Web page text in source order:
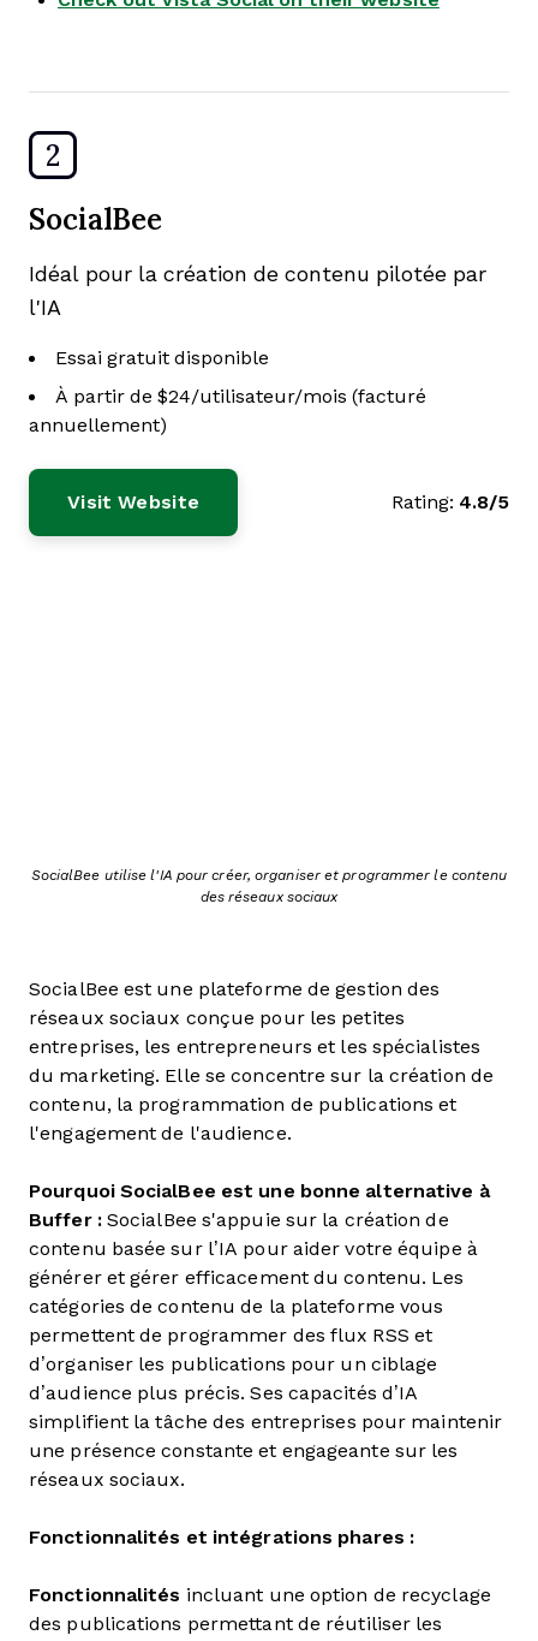
2
SocialBee
Idéal pour la création de contenu pilotée par
l'IA
Essai gratuit disponible
À partir de $24/utilisateur/mois (facturé
annuellement)
Visit Website Rating: 4.8/5
SocialBee utilise l'IA pour créer, organiser et programmer le contenu
des réseaux sociaux
SocialBee est une plateforme de gestion des
réseaux sociaux conçue pour les petites
entreprises, les entrepreneurs et les spécialistes
du marketing. Elle se concentre sur la création de
contenu, la programmation de publications et
l'engagement de l'audience.
Pourquoi SocialBee est une bonne alternative à
Buffer :SocialBee s'appuie sur la création de
contenu basée sur l’IA pour aider votre équipe à
générer et gérer efficacement du contenu. Les
catégories de contenu de la plateforme vous
permettent de programmer des flux RSS et
d’organiser les publications pour un ciblage
d’audience plus précis. Ses capacités d’IA
simplifient la tâche des entreprises pour maintenir
une présence constante et engageante sur les
réseaux sociaux.
Fonctionnalités et intégrations phares :
Fonctionnalités incluant une option de recyclage
des publications permettant de réutiliser les